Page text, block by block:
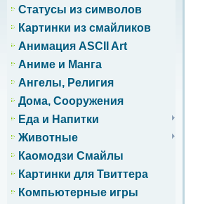
Статусы из символов
Картинки из смайликов
Анимация ASCII Art
Аниме и Манга
Ангелы, Религия
Дома, Сооружения
Еда и Напитки
Животные
Каомодзи Смайлы
Картинки для Твиттера
Компьютерные игры